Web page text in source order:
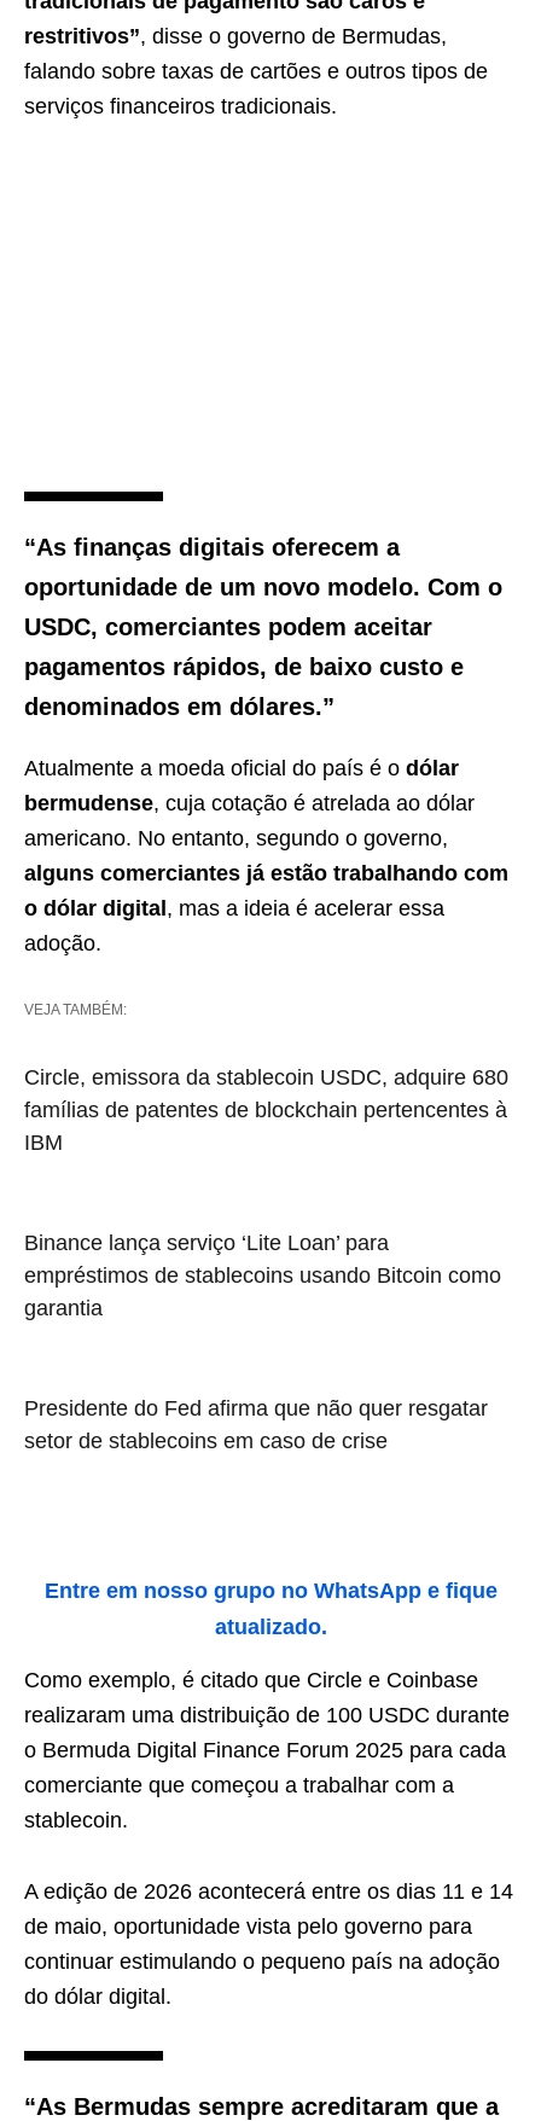
restritivos”, disse o governo de Bermudas,
falando sobre taxas de cartões e outros tipos de
serviços financeiros tradicionais.
“As finanças digitais oferecem a
oportunidade de um novo modelo. Com o
USDC, comerciantes podem aceitar
pagamentos rápidos, de baixo custo e
denominados em dólares.”
Atualmente a moeda oficial do país é o dólar
bermudense, cuja cotação é atrelada ao dólar
americano. No entanto, segundo o governo,
alguns comerciantes já estão trabalhando com
o dólar digital , mas a ideia é acelerar essa
adoção.
VEJA TAMBÉM:
Circle, emissora da stablecoin USDC, adquire 680
famílias de patentes de blockchain pertencentes à
IBM
Binance lança serviço ‘Lite Loan’ para
empréstimos de stablecoins usando Bitcoin como
garantia
Presidente do Fed afirma que não quer resgatar
setor de stablecoins em caso de crise
Entre em nosso grupo no WhatsApp e fique
atualizado.
Como exemplo, é citado que Circle e Coinbase
realizaram uma distribuição de 100 USDC durante
o Bermuda Digital Finance Forum 2025 para cada
comerciante que começou a trabalhar com a
stablecoin.
A edição de 2026 acontecerá entre os dias 11 e 14
de maio, oportunidade vista pelo governo para
continuar estimulando o pequeno país na adoção
do dólar digital.
“As Bermudas sempre acreditaram que a